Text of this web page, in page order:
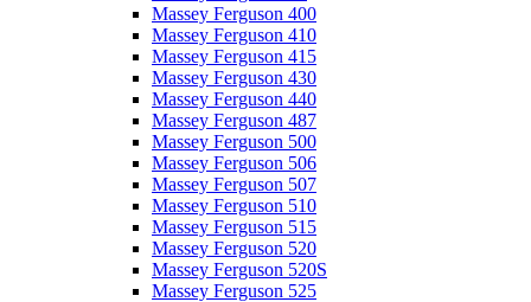
Massey Ferguson 400
Massey Ferguson 410
Massey Ferguson 415
Massey Ferguson 430
Massey Ferguson 440
Massey Ferguson 487
Massey Ferguson 500
Massey Ferguson 506
Massey Ferguson 507
Massey Ferguson 510
Massey Ferguson 515
Massey Ferguson 520
Massey Ferguson 520S
Massey Ferguson 525